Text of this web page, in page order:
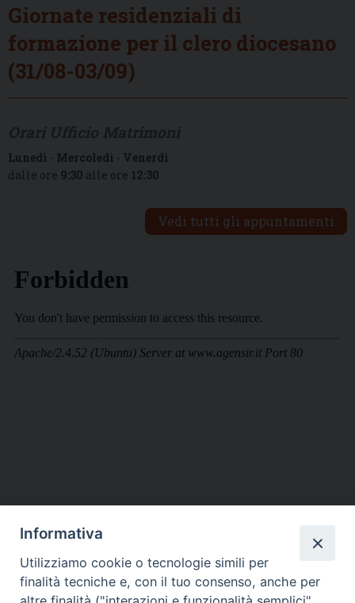
Giornate residenziali di
formazione per il clero diocesano
(31/08-03/09)
Lunedì - Mercoledì - Venerdì
dalle ore 9:30 alle ore 12:30
Vedi tutti gli appuntamenti
DIOCESI SUBURBICARIA DI ALBANO
Contatti:Tel.: 06.93268401 - Fax.: 06.9323844
E-mail:curia@diocesidialbano.it
Informativa
Utilizziamo cookie o tecnologie simili per
finalità tecniche e, con il tuo consenso, anche per